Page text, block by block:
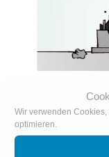
Wir verwenden
optimieren.
Deutsche
18. März. 2019|